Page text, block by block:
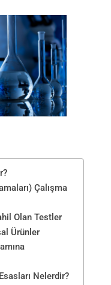
Çalışma
Olan Testler
Ürünler
Nelerdir?